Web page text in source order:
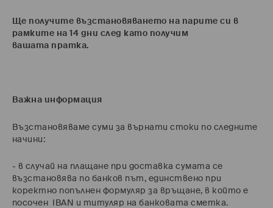
Ще получите възстановяването на парите си в
рамките на 14 дни след като получим
вашата пратка.
Важна информация
Възстановяваме суми за върнати стоки по следните
начини:
- в случай на плащане при доставка сумата се
възстановява по банков път, единствено при
коректно попълнен формуляр за връщане, в който е
посочен IBAN и титуляр на банковата сметка.